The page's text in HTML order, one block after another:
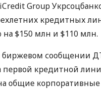
Group
кредитных
на $150 млн и $110 млн.
биржевом сообщении
первой кредитной
общие